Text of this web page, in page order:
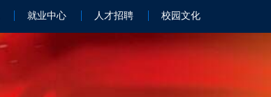
就业中心 人才招聘 校园文化